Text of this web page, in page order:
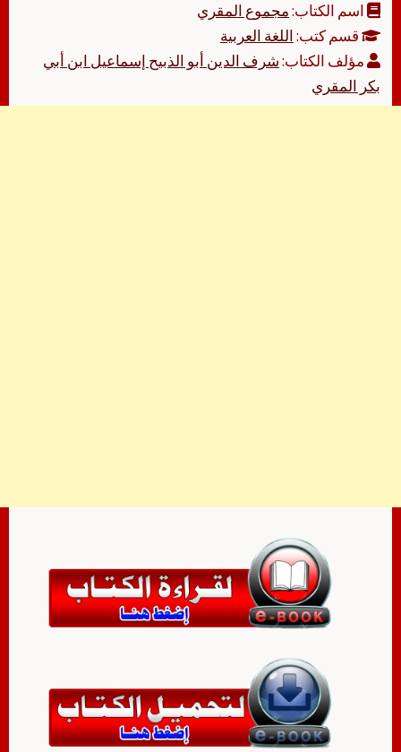
اسم الكتاب:مجموع المقري
قسم كتب:اللغة العربية
مؤلف الكتاب:شرف الدين أبو الذبيح إسماعيل ابن أبي
بكر المقري